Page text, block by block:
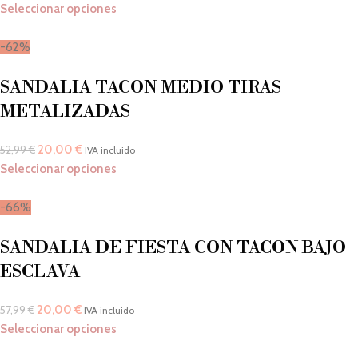
Seleccionar opciones
-62%
SANDALIA TACON MEDIO TIRAS
METALIZADAS
52,99€ 20,00 € IVA incluido
Seleccionar opciones
-66%
SANDALIA DE FIESTA CON TACON BAJO
ESCLAVA
57,99€ 20,00 € IVA incluido
Seleccionar opciones